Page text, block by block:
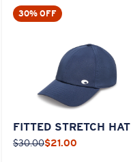
30% OFF
FITTED STRETCH HAT
$30.00$21.00